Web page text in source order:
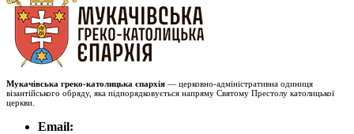
Мукачівська греко-католицька єпархія — церковно-адміністративна одиниця
візантійського обряду, яка підпорядковується напряму Святому Престолу католицької
церкви.
Email: